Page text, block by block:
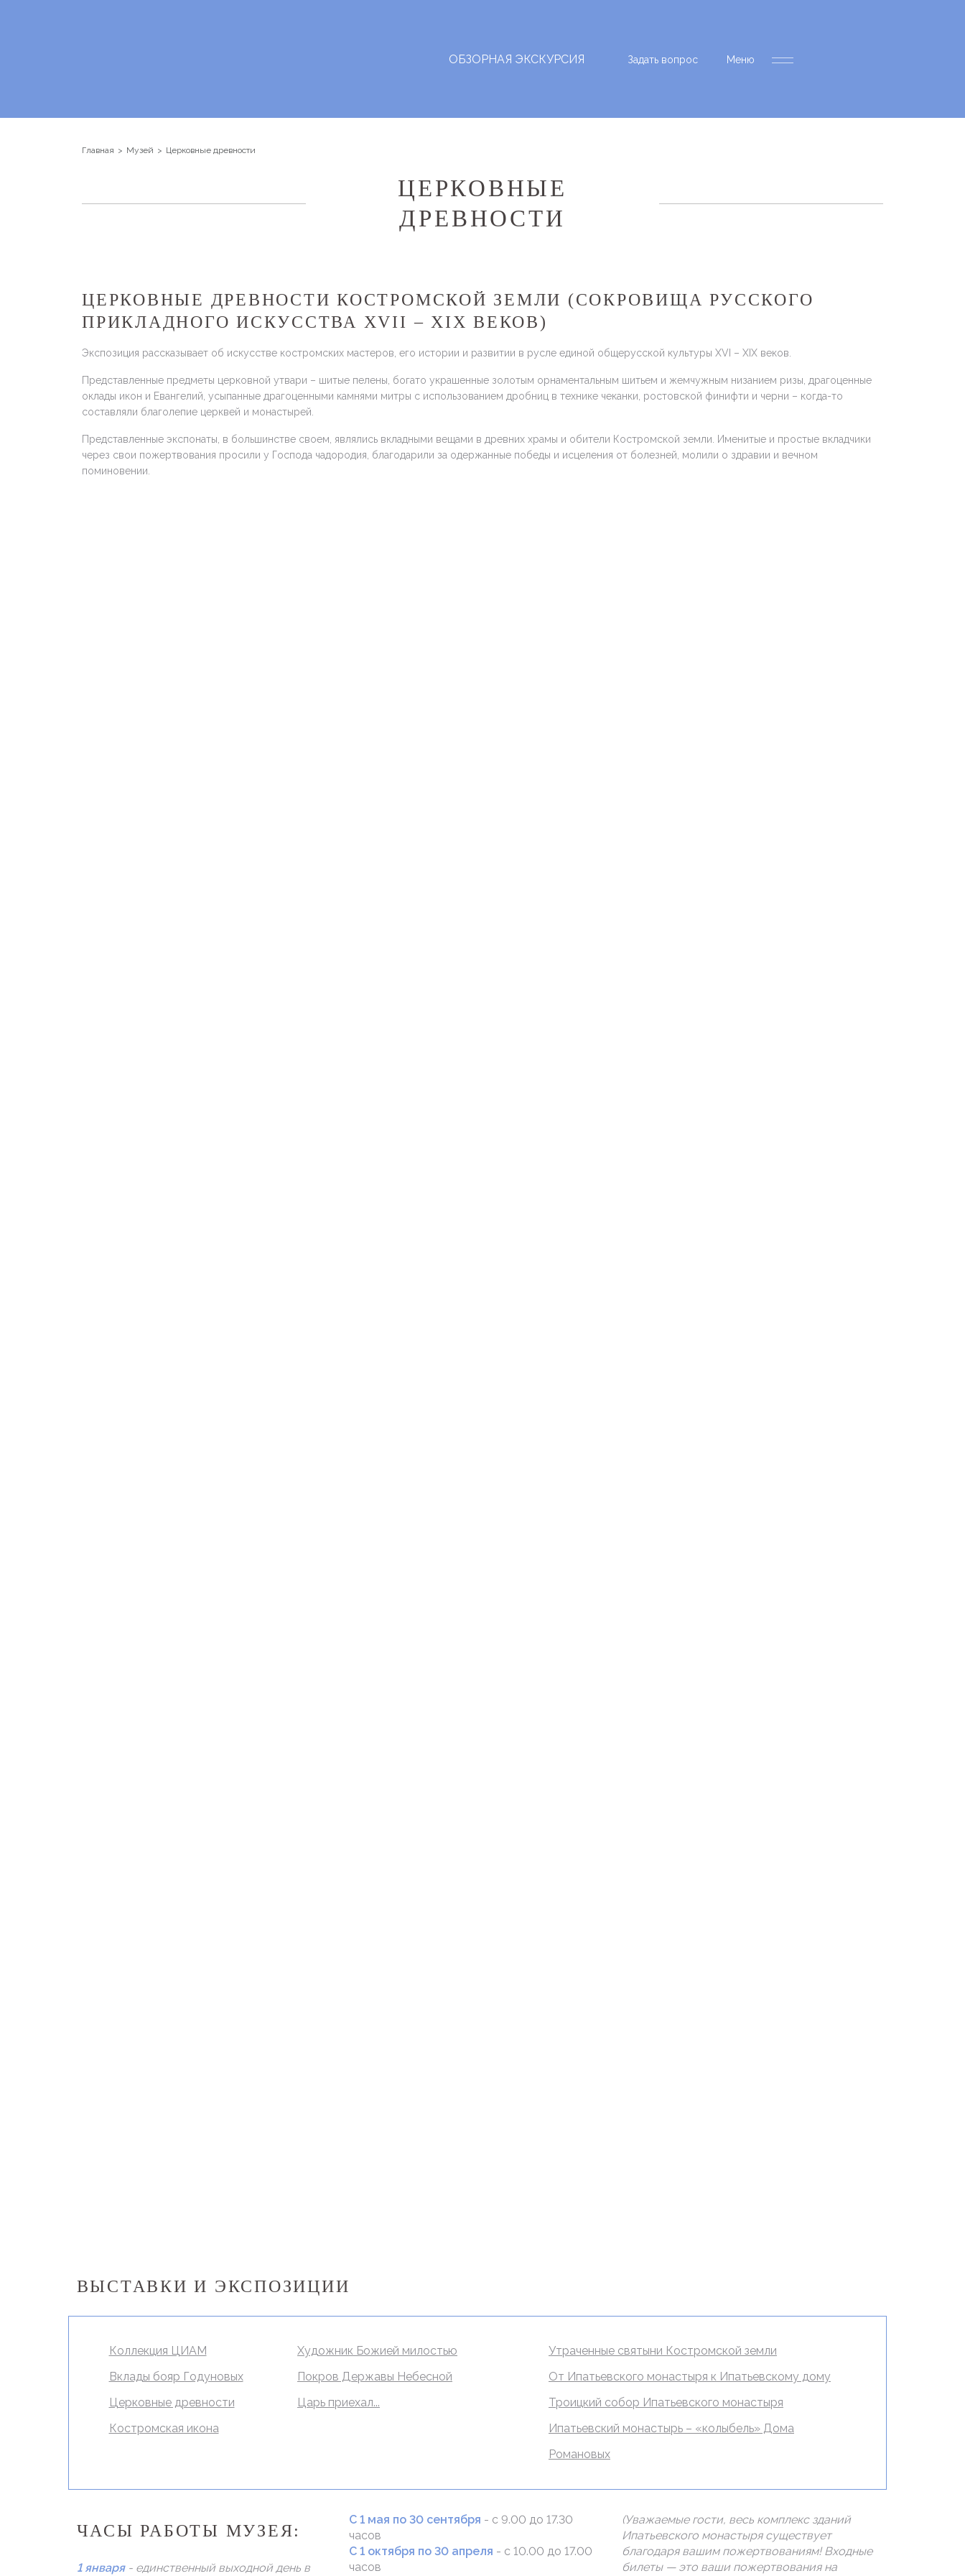
ОБЗОРНАЯ ЭКСКУРСИЯ Задать вопрос Меню
Главная Музей Церковные древности
ЦЕРКОВНЫЕ
ДРЕВНОСТИ
ЦЕРКОВНЫЕ ДРЕВНОСТИ КОСТРОМСКОЙ ЗЕМЛИ (СОКРОВИЩА РУССКОГО
ПРИКЛАДНОГО ИСКУССТВА XVII – XIX ВЕКОВ)
Экспозиция рассказывает об искусстве костромских мастеров, его истории и развитии в русле единой общерусской культуры XVI – XIX веков.
Представленные предметы церковной утвари – шитые пелены, богато украшенные золотым орнаментальным шитьем и жемчужным низанием ризы, драгоценные
оклады икон и Евангелий, усыпанные драгоценными камнями митры с использованием дробниц в технике чеканки, ростовской финифти и черни – когда-то
составляли благолепие церквей и монастырей.
Представленные экспонаты, в большинстве своем, являлись вкладными вещами в древних храмы и обители Костромской земли. Именитые и простые вкладчики
через свои пожертвования просили у Господа чадородия, благодарили за одержанные победы и исцеления от болезней, молили о здравии и вечном
поминовении.
ВЫСТАВКИ И ЭКСПОЗИЦИИ
Коллекция ЦИАМ
Вклады бояр Годуновых
Церковные древности
Костромская икона
Художник Божией милостью
Покров Державы Небесной
Царь приехал...
Утраченные святыни Костромской земли
От Ипатьевского монастыря к Ипатьевскому дому
Троицкий собор Ипатьевского монастыря
Ипатьевский монастырь – «колыбель» Дома
Романовых
ЧАСЫ РАБОТЫ МУЗЕЯ:
1 января- единственный выходной день в
C 1 мая по 30 сентября - с 9.00 до 17.30
часов
C 1 октября по 30 апреля - с 10.00 до 17.00
часов
(Уважаемые гости, весь комплекс зданий
Ипатьевского монастыря существует
благодаря вашим пожертвованиям! Входные
билеты — это ваши пожертвования на